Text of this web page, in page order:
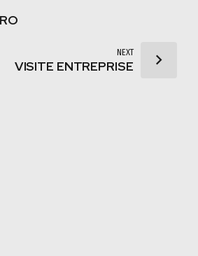
NEXT
VISITE ENTREPRISE